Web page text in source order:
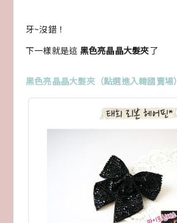
牙~沒錯！
下一樣就是這 黑色亮晶晶大髮夾了
黑色亮晶晶大髮夾（點選進入韓國賣場）